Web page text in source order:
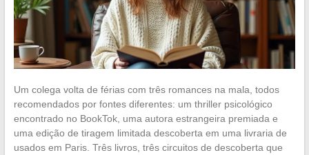
Um colega volta de férias com três romances na mala, todos
recomendados por fontes diferentes: um thriller psicológico
encontrado no BookTok, uma autora estrangeira premiada e
uma edição de tiragem limitada descoberta em uma livraria de
usados em Paris. Três livros, três circuitos de descoberta que